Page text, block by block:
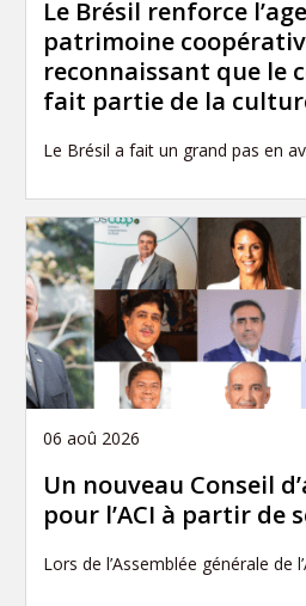
Le Brésil renforce
patrimoine
reconnaissant que le
fait partie de la
Le Brésil a fait un grand pas en
06 aoû 2026
Un nouveau Conseil
pour l’ACI à partir de
Lors de l’Assemblée générale de